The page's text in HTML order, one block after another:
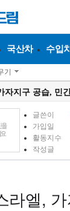
국산차 수입
기
자지구 공습, 민
글쓴이
가입일
활동지수
작성글
라엘,